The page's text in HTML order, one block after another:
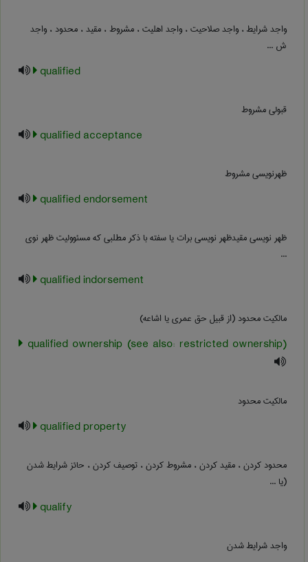
واجد شرایط ، واجد صلاحیت ، واجد اهلیت ، مشروط ، مقید ، محدود ، واجد
ش ...
qualified
قبولی مشروط
qualified acceptance
ظهرنویسی مشروط
qualified endorsement
ظهر نویسی مقیدظهر نویسی برات یا سفته با ذکر مطلبی که مسئوولیت ظهر نوی
...
qualified indorsement
مالکیت محدود (از قبیل حق عمری یا اشاعه)
qualified ownership (see also: restricted ownership)
مالکیت محدود
qualified property
محدود کردن ، مقید کردن ، مشروط کردن ، توصیف کردن ، حائز شرایط شدن
(یا ...
qualify
واجد شرایط شدن